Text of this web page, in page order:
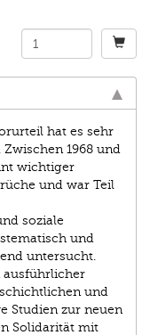
hat es sehr
1968 und
wichtiger
und war Teil
soziale
und
untersucht.
ausführlicher
und
Studien zur neuen
Solidarität mit